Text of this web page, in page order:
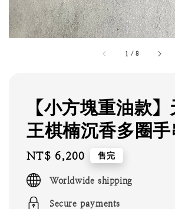
1 /8
【小方塊重油款
王棋楠沉香多圈
Regular
price
NT$ 6,200 售完
Worldwide shipping
Secure payments